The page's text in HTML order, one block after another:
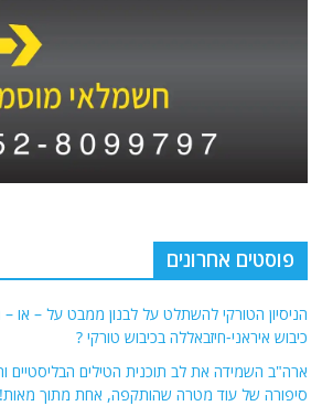
פוסטים אחרונים
הניסיון הטורקי להשתלט על לבנון ממבט על – או
כיבוש איראני-חיזבאללה בכיבוש טורקי ?
ארה"ב השמידה את לב תוכנית הטילים הבליסטיים
סיפורה של עוד מטרה שהותקפה, אחת מתוך מאות!